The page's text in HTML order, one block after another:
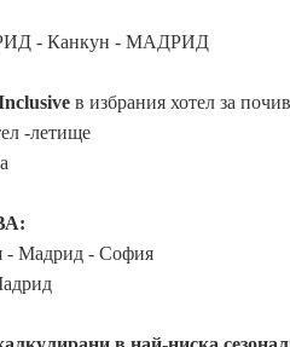
- Канкун - МАДРИД
в избрания хотел за
-летище
- Мадрид - София